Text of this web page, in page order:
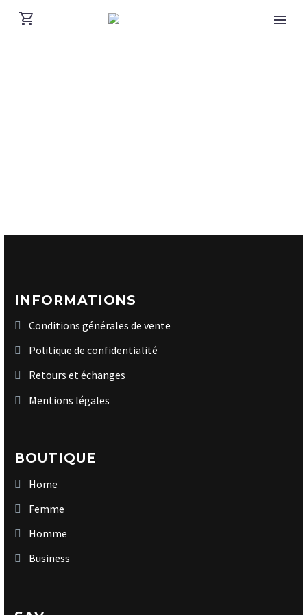
INFORMATIONS
Conditions générales de vente
Politique de confidentialité
Retours et échanges
Mentions légales
BOUTIQUE
Home
Femme
Homme
Business